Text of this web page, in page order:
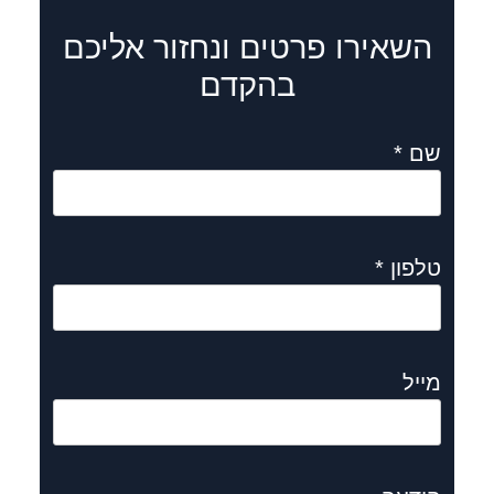
השאירו פרטים ונחזור אליכם
בהקדם
שם *
טלפון *
מייל